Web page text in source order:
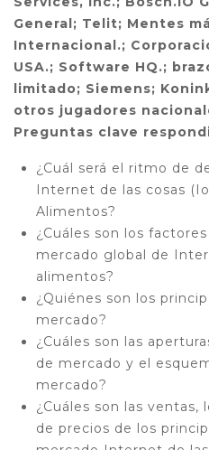
General; Telit; Mentes
Internacional.;
USA.; Software HQ.;
limitado; Siemens;
otros jugadores
Preguntas clave
¿Cuál será el ritmo de
Internet de las cosas
Alimentos?
¿Cuáles son los
mercado global de
alimentos?
¿Quiénes son los
mercado?
¿Cuáles son las
de mercado y el
mercado?
¿Cuáles son las ventas,
de precios de los